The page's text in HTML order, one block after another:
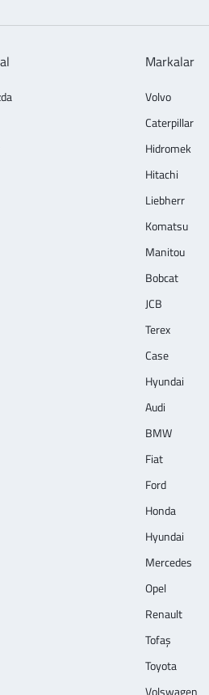
Markalar
Volvo
Caterpillar
Hidromek
Hitachi
Liebherr
Komatsu
Manitou
Bobcat
JCB
Terex
Case
Hyundai
Audi
BMW
Fiat
Ford
Honda
Hyundai
Mercedes
Opel
Renault
Tofaş
Toyota
Volswagen